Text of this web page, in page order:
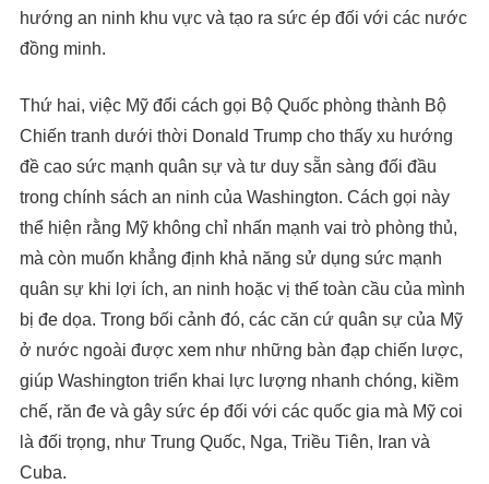
hướng an ninh khu vực và tạo ra sức ép đối với các nước
đồng minh.
Thứ hai, việc Mỹ đổi cách gọi Bộ Quốc phòng thành Bộ
Chiến tranh dưới thời Donald Trump cho thấy xu hướng
đề cao sức mạnh quân sự và tư duy sẵn sàng đối đầu
trong chính sách an ninh của Washington. Cách gọi này
thể hiện rằng Mỹ không chỉ nhấn mạnh vai trò phòng thủ,
mà còn muốn khẳng định khả năng sử dụng sức mạnh
quân sự khi lợi ích, an ninh hoặc vị thế toàn cầu của mình
bị đe dọa. Trong bối cảnh đó, các căn cứ quân sự của Mỹ
ở nước ngoài được xem như những bàn đạp chiến lược,
giúp Washington triển khai lực lượng nhanh chóng, kiềm
chế, răn đe và gây sức ép đối với các quốc gia mà Mỹ coi
là đối trọng, như Trung Quốc, Nga, Triều Tiên, Iran và
Cuba.